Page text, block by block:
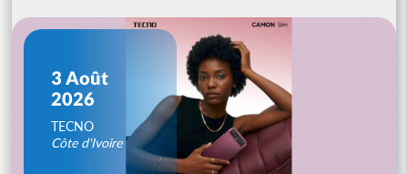
3 Août
2026
TECNO
Côte d'Ivoire